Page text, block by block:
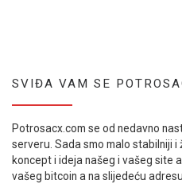
SVIĐA VAM SE
Potrosacx.com se od nedavno
serveru. Sada smo malo stabilniji i
koncept i ideja našeg i vašeg site
vašeg bitcoin a na slijedeću